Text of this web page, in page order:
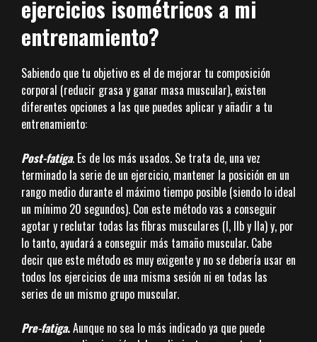
ejercicios isométricos a mi
entrenamiento?
Sabiendo que tu objetivo es el de mejorar tu composición
corporal (reducir grasa y ganar masa muscular), existen
diferentes opciones a las que puedes aplicar y añadir a tu
entrenamiento:
Post-fatiga. Es de los más usados. Se trata de, una vez
terminado la serie de un ejercicio, mantener la posición en un
rango medio durante el máximo tiempo posible (siendo lo ideal
un mínimo 20 segundos). Con este método vas a conseguir
agotar y reclutar todas las fibras musculares (I, IIb y IIa) y, por
lo tanto, ayudará a conseguir más tamaño muscular. Cabe
decir que este método es muy exigente y no se debería usar en
todos los ejercicios de una misma sesión ni en todas las
series de un mismo grupo muscular.
Pre-fatiga.Aunque no sea lo más indicado ya que puede